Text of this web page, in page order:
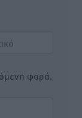
φορά.